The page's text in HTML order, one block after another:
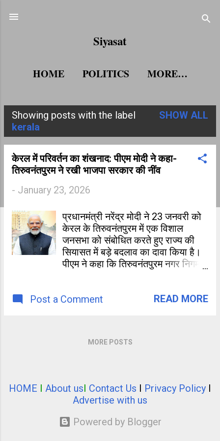
Siyasat
HOME POLITICS MORE…
P
o
Showing posts with the label
kerala
SHOW ALL
केरल में परिवर्तन का शंखनाद: पीएम मोदी ने कहा-
तिरुवनंतपुरम ने रखी भाजपा सरकार की नींव
- January 23, 2026
प्रधानमंत्री नरेंद्र मोदी ने 23 जनवरी को
केरल के तिरुवनंतपुरम में एक विशाल
जनसभा को संबोधित करते हुए राज्य की
सियासत में बड़े बदलाव का दावा किया है।
पीएम ने कहा कि तिरुवनंतपुरम नगर निगम में
सरकार की नींव रख दी है। उन्होंने विपक्षी
करार दिया।
Post a Comment READ MORE
MORE POSTS
HOME I About usI Contact Us I Privacy Policy I
Advertise with us
Powered by Blogger